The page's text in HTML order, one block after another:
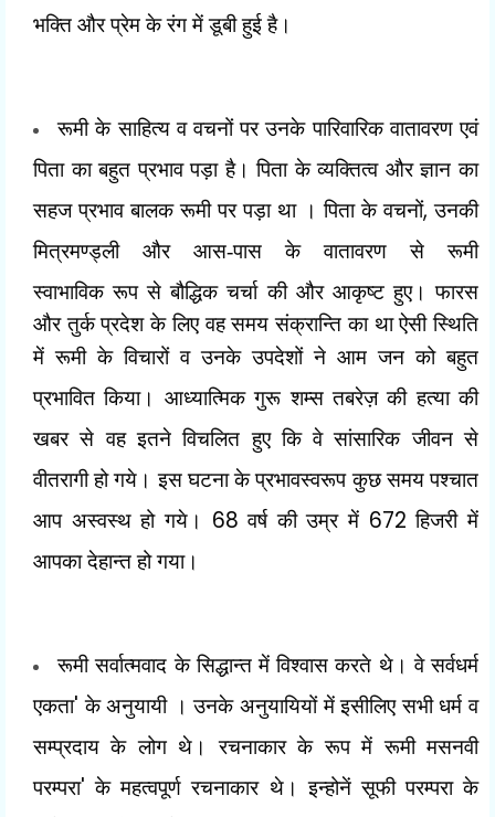
भक्ति और प्रेम के रंग में डूबी हुई है।
रूमी के साहित्य व वचनों पर उनके पारिवारिक वातावरण एवं
पिता का बहुतप्रभाव पड़ा है। पिता के व्यक्तित्व और ज्ञान का
सहज प्रभाव बालक रूमी पर पड़ा था ।पिता के वचनों,उनकी
मित्रमण्ड्ली और आस-पास के वातावरण से रूमी
स्वाभाविकरूप से बौद्धिक चर्चा की और आकृष्ट हुए। फारस
और तुर्क प्रदेश के लिए वह समयसंक्रान्ति का था ऐसी स्थिति
में रूमी के विचारों व उनके उपदेशों ने आम जन कोबहुत
प्रभावित किया। आध्यात्मिक गुरू शम्स तबरेज़ की हत्या की
खबर से वह इतने विचलित हुए कि वे सांसारिक जीवन से
वीतरागी हो गये। इस घटना के प्रभावस्वरूप कुछ समय पश्चात
आप अस्वस्थ हो गये। 68 वर्ष की उम्र में 672 हिजरी में
आपका देहान्त हो गया।
रूमी सर्वात्मवाद के सिद्धान्त में विश्वास करते थे। वे सर्वधर्म
एकता'के अनुयायी । उनके अनुयायियों में इसीलिए सभी धर्म व
सम्प्रदाय के लोग थे। रचनाकार के रूप में रूमी मसनवी
परम्परा'के महत्वपूर्ण रचनाकार थे। इन्होनें सूफी परम्परा के